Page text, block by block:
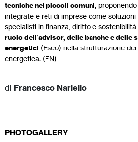
tecniche nei piccoli comuni,
integrate e reti di imprese come
specialisti in finanza, diritto e
ruolo dell’advisor, delle banche e delle
energetici (Esco) nella strutturazione
energetica. (FN)
di Francesco Nariello
PHOTOGALLERY